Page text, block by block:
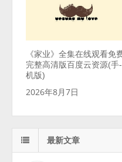
《家业》全集在线观看免
完整高清版百度云资源(手-
机版)
2026年8月7日
最新文章